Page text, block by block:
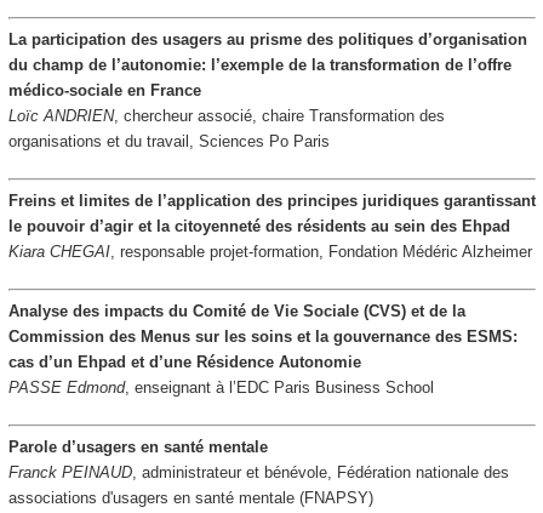
La participation des usagers au prisme des politiques d’organisation
du champ de l’autonomie: l’exemple de la transformation de l’offre
médico-sociale en France
Loïc ANDRIEN, chercheur associé, chaire Transformation des
organisations et du travail, Sciences Po Paris
Freins et limites de l’application des principes juridiques garantissant
le pouvoir d’agir et la citoyenneté des résidents au sein des Ehpad
Kiara CHEGAI, responsable projet-formation, Fondation Médéric Alzheimer
Analyse des impacts du Comité de Vie Sociale (CVS) et de la
Commission des Menus sur les soins et la gouvernance des ESMS:
cas d’un Ehpad et d’une Résidence Autonomie
PASSE Edmond, enseignant à l’EDC Paris Business School
Parole d’usagers en santé mentale
Franck PEINAUD, administrateur et bénévole, Fédération nationale des
associations d'usagers en santé mentale (FNAPSY)